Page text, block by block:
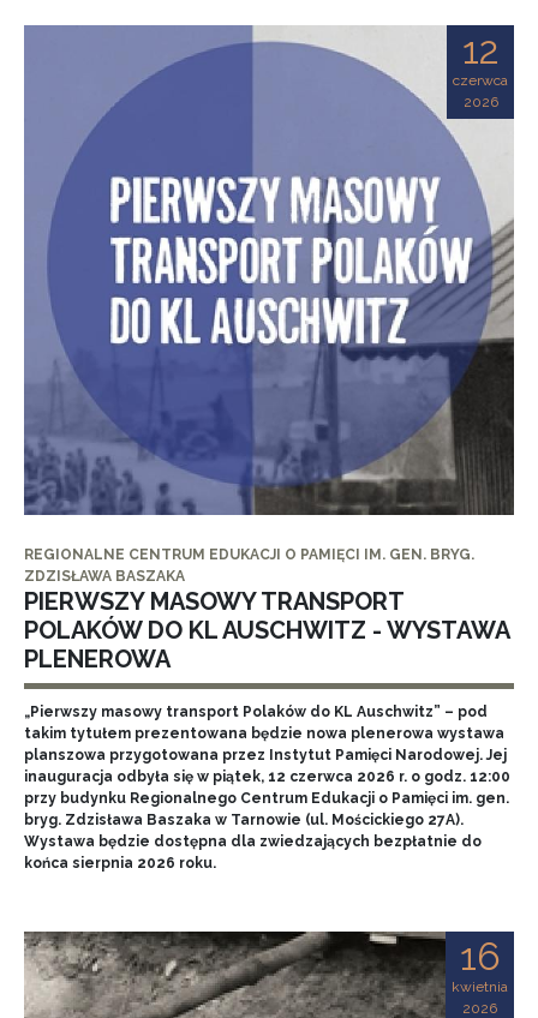
12
czerwca
2026
REGIONALNE CENTRUM EDUKACJI O PAMIĘCI IM. GEN. BRYG.
ZDZISŁAWA BASZAKA
PIERWSZY MASOWY TRANSPORT
POLAKÓW DO KL AUSCHWITZ - WYSTAWA
PLENEROWA
„Pierwszy masowy transport Polaków do KL Auschwitz” – pod
takim tytułem prezentowana będzie nowa plenerowa wystawa
planszowa przygotowana przez Instytut Pamięci Narodowej. Jej
inauguracja odbyła się w piątek, 12 czerwca 2026 r. o godz. 12:00
przy budynku Regionalnego Centrum Edukacji o Pamięci im. gen.
bryg. Zdzisława Baszaka w Tarnowie (ul. Mościckiego 27A).
Wystawa będzie dostępna dla zwiedzających bezpłatnie do
końca sierpnia 2026 roku.
16
kwietnia
2026